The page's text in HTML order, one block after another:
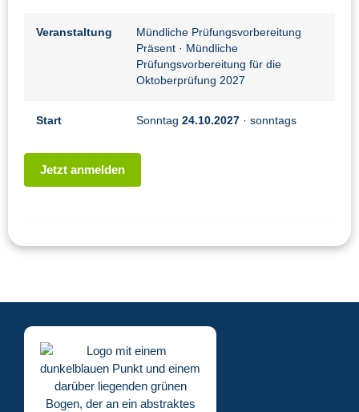
Veranstaltung
Mündliche Prüfungsvorbereitung
Präsent · Mündliche
Prüfungsvorbereitung für die
Oktoberprüfung 2027
Start Sonntag 24.10.2027 · sonntags
Jetzt anmelden